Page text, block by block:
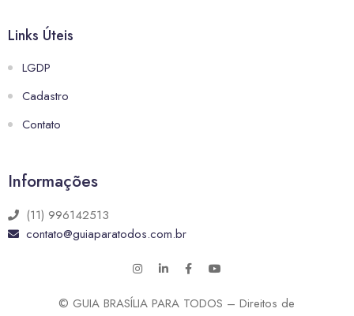
Links Úteis
LGDP
Cadastro
Contato
Informações
(11) 996142513
contato@guiaparatodos.com.br
© GUIA BRASÍLIA PARA TODOS – Direitos de